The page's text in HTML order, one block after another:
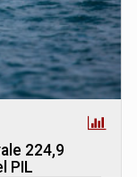
224,9
PIL